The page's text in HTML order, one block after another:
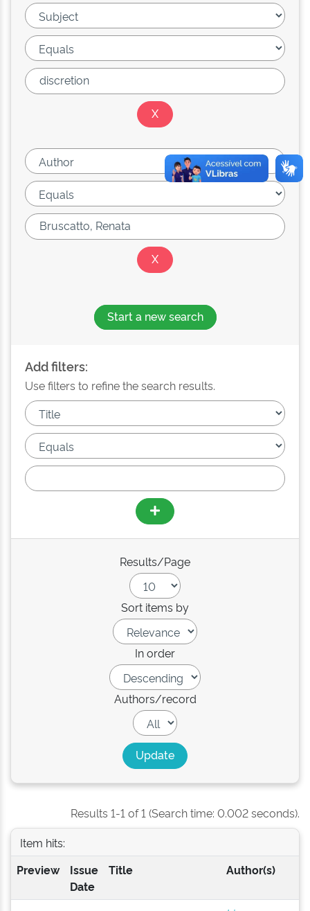
Start a new search
Add filters:
Use filters to refine the search results.
Results/Page
Sort items by
In order
Authors/record
Results 1-1 of 1 (Search time: 0.002 seconds).
Item hits:
Preview
Issue
Date
Title Author(s)